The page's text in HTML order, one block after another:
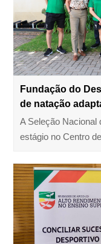
Fundação do
de natação
A Seleção Nacional
estágio no Centro